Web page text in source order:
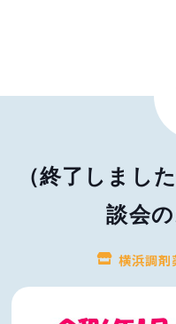
（終了しまし
談会
横浜調剤